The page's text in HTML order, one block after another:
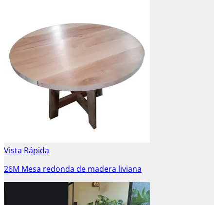
Vista Rápida
26M Mesa redonda de madera liviana